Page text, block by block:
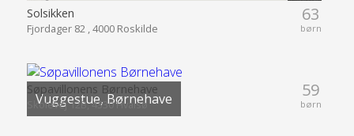
63
børn
Solsikken
Fjordager 82 , 4000 Roskilde
Vuggestue, Børnehave 59
børn
Søpavillonens Børnehave
Skolevej 12B, 4330 Hvalsø